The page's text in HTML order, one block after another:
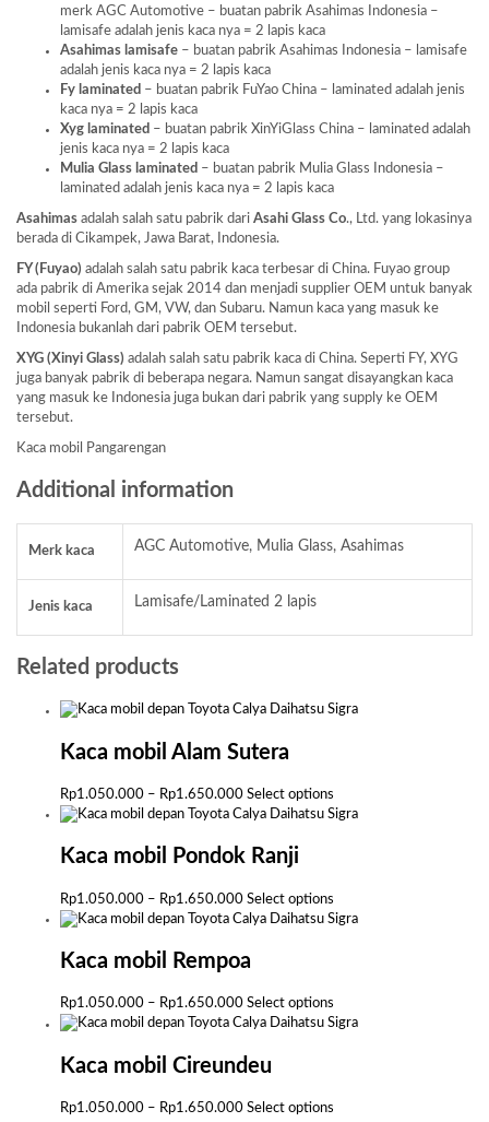
merk AGC Automotive – buatan pabrik Asahimas Indonesia –
lamisafe adalah jenis kaca nya = 2 lapis kaca
Asahimas lamisafe – buatan pabrik Asahimas Indonesia – lamisafe
adalah jenis kaca nya = 2 lapis kaca
Fy laminated – buatan pabrik FuYao China – laminated adalah jenis
kaca nya = 2 lapis kaca
Xyg laminated – buatan pabrik XinYiGlass China – laminated adalah
jenis kaca nya = 2 lapis kaca
Mulia Glass laminated – buatan pabrik Mulia Glass Indonesia –
laminated adalah jenis kaca nya = 2 lapis kaca
Asahimas adalah salah satu pabrik dari Asahi Glass Co., Ltd. yang lokasinya
berada di Cikampek, Jawa Barat, Indonesia.
FY (Fuyao) adalah salah satu pabrik kaca terbesar di China. Fuyao group
ada pabrik di Amerika sejak 2014 dan menjadi supplier OEM untuk banyak
mobil seperti Ford, GM, VW, dan Subaru. Namun kaca yang masuk ke
Indonesia bukanlah dari pabrik OEM tersebut.
XYG (Xinyi Glass) adalah salah satu pabrik kaca di China. Seperti FY, XYG
juga banyak pabrik di beberapa negara. Namun sangat disayangkan kaca
yang masuk ke Indonesia juga bukan dari pabrik yang supply ke OEM
tersebut.
Kaca mobil Pangarengan
Additional information
Merk kaca AGC Automotive, Mulia Glass, Asahimas
Jenis kaca Lamisafe/Laminated 2 lapis
Related products
Kaca mobil Alam Sutera
Rp1.050.000 – Rp1.650.000Price
range:
through
Rp1.650.000
Select options
product
options
product
Kaca mobil Pondok Ranji
Rp1.050.000 – Rp1.650.000Price
range:
through
Select options
product
options
Kaca mobil Rempoa
Rp1.050.000 – Rp1.650.000Price
range:
through
Select options
product
Kaca mobil Cireundeu
Rp1.050.000 – Rp1.650.000Price
Select options